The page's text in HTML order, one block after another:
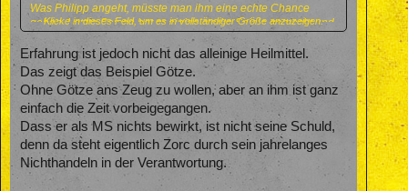
Was Philipp angeht, müsste man ihm eine echte Chance
geben. Letzte Saison hat er einige starke Spiele gemacht und
Reus tatsächlich gut vertreten. Aber das funktioniert, meiner
Meinung nach, nur mit Rapha auf der Götze Position.
Das wäre auch für Paco besser, da er mit Rapha jemanden
hat, mit dem er schnell kombinieren kann. Paco ist ein guter
Spieler und er braucht ebenbürtige Partner.
Klicke in dieses Feld, um es in vollständiger Größe anzuzeigen.
Erfahrung ist jedoch nicht das alleinige Heilmittel.
Das zeigt das Beispiel Götze.
Ohne Götze ans Zeug zu wollen, aber an ihm ist ganz
einfach die Zeit vorbeigegangen.
Dass er als MS nichts bewirkt, ist nicht seine Schuld,
denn da steht eigentlich Zorc durch sein jahrelanges
Nichthandeln in der Verantwortung.